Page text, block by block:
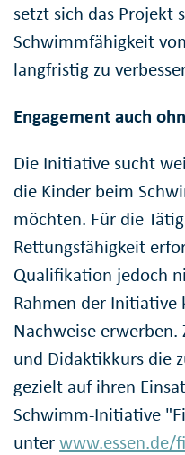
setzt sich das Projekt
Schwimmfähigkeit
langfristig zu
Engagement auch
Die Initiative sucht
die Kinder beim
möchten. Für die
Rettungsfähigkeit
Qualifikation jedoch
Rahmen der Initiative
Nachweise
und Didaktikkurs die
gezielt auf ihren
Schwimm-Initiative
unterwww.essen.de/